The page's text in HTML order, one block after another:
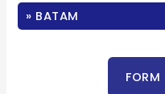
» BATAM